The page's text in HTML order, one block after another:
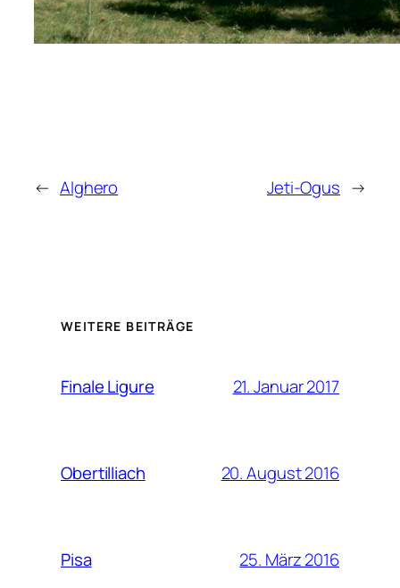
← Alghero Jeti-Ogus →
WEITERE BEITRÄGE
Finale Ligure 21. Januar 2017
Obertilliach 20. August 2016
Pisa 25. März 2016